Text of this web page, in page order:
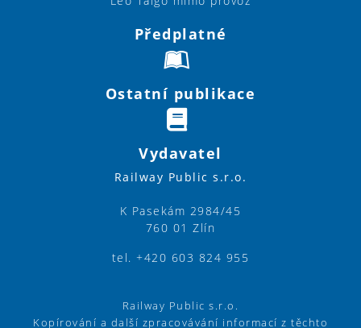
Předplatné
Ostatní publikace
Vydavatel
Railway Public s.r.o.
K Pasekám 2984/45
760 01 Zlín
tel. +420 603 824 955
Railway Public s.r.o.
Kopírování a další zpracovávání informací z těchto